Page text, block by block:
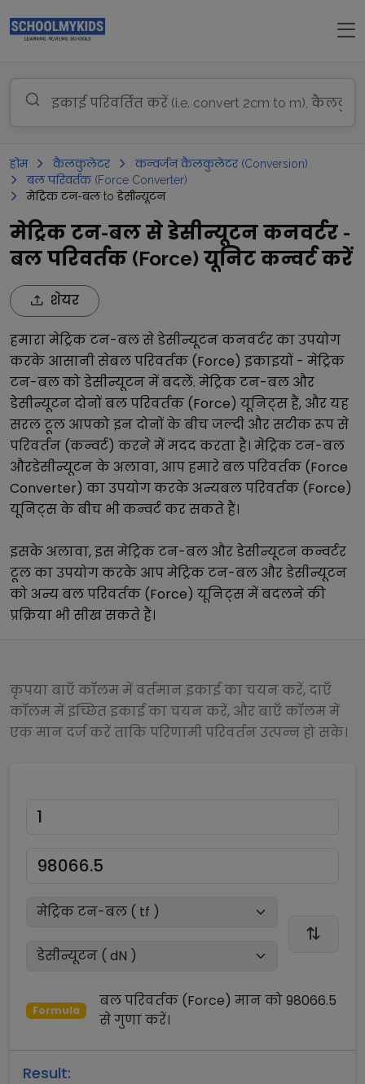
होम कैलकुलेटर
कन्वर्जन कैलकुलेटर (Conversion)
बल परिवर्तक (Force Converter)
मेट्रिक टन-बल to डेसीन्यूटन
मेट्रिक टन-बल से डेसीन्यूटन कनवर्टर -
बल परिवर्तक (Force) यूनिट कन्वर्ट करें
शेयर
हमारामेट्रिक टन-बलसेडेसीन्यूटनकनवर्टर का उपयोग
करके आसानी सेबल परिवर्तक (Force) इकाइयों - मेट्रिक
टन-बलकोडेसीन्यूटनमें बदलें. मेट्रिक टन-बल और
डेसीन्यूटनदोनोंबल परिवर्तक (Force) यूनिट्स हैं, और यह
सरल टूल आपको इन दोनों के बीच जल्दी और सटीक रूप से
परिवर्तन (कन्वर्ट) करने में मदद करता है। मेट्रिक टन-बल
औरडेसीन्यूटनके अलावा, आप हमारेबल परिवर्तक (Force
Converter) का उपयोग करके अन्यबल परिवर्तक (Force)
यूनिट्स के बीच भी कन्वर्ट कर सकते हैं।
इसके अलावा, इसमेट्रिक टन-बल औरडेसीन्यूटनकन्वर्टर
टूल का उपयोग करके आपमेट्रिक टन-बल औरडेसीन्यूटन
को अन्यबल परिवर्तक (Force) यूनिट्स में बदलने की
प्रक्रिया भी सीख सकते हैं।
कृपया बाएँ कॉलम में वर्तमान इकाई का चयन करें, दाएँ
कॉलम में इच्छित इकाई का चयन करें, और बाएँ कॉलम में
एक मान दर्ज करें ताकि परिणामी परिवर्तन उत्पन्न हो सके।
Formula
बल परिवर्तक (Force) मान को98066.5
सेगुणाकरें।
Result: